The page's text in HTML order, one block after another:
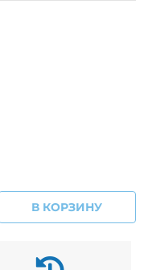
В КОРЗИНУ